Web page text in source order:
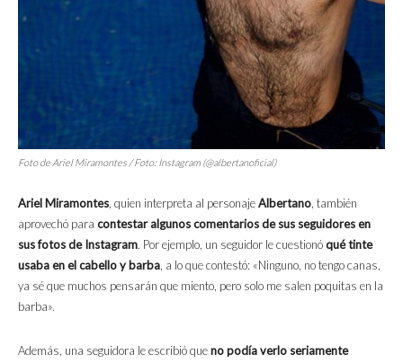
Foto de Ariel Miramontes / Foto: Instagram (@albertanoficial)
Ariel Miramontes , quien interpreta al personajeAlbertano , también
aprovechó para contestar algunos comentarios de sus seguidores en
sus fotos de Instagram. Por ejemplo, un seguidor le cuestionóqué tinte
usaba en el cabello y barba , a lo que contestó: «Ninguno, no tengo canas,
ya sé que muchos pensarán que miento, pero solo me salen poquitas en la
barba».
Además, una seguidora le escribió queno podía verlo seriamente